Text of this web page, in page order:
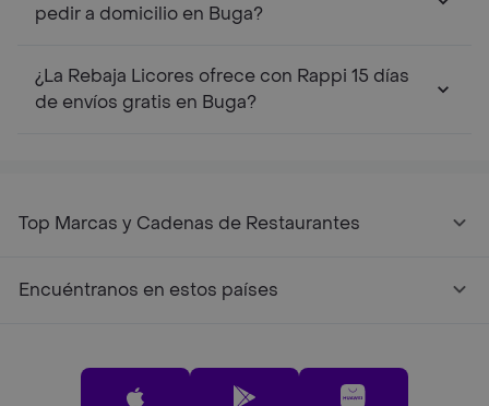
pedir a domicilio en Buga?
¿La Rebaja Licores ofrece con Rappi 15 días
de envíos gratis en Buga?
Top Marcas y Cadenas de Restaurantes
Encuéntranos en estos países